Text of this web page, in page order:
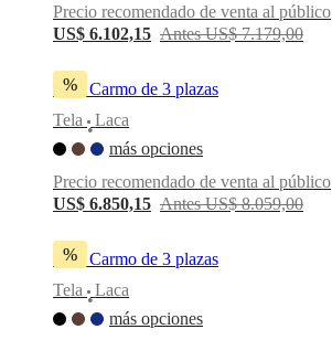
Precio recomendado de venta al público
US$ 6.102,15 Antes US$ 7.179,00
%
Sofá Carmo de 3 plazas
Tela
•
Laca
más opciones
Precio recomendado de venta al público
US$ 6.850,15 Antes US$ 8.059,00
%
Sofá Carmo de 3 plazas
Tela
•
Laca
más opciones